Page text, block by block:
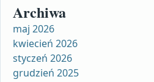
Archiwa
maj 2026
kwiecień 2026
styczeń 2026
grudzień 2025